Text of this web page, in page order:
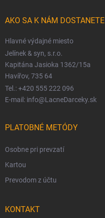
AKO SA K NÁM DOSTANETE
Hlavné výdajné miesto
Jelínek & syn, s.r.o.
Kapitána Jasioka 1362/15a
Havířov, 735 64
Tel.: +420 555 222 096
E-mail: info@LacneDarceky.sk
PLATOBNÉ METÓDY
Osobne pri prevzatí
Kartou
Prevodom z účtu
KONTAKT